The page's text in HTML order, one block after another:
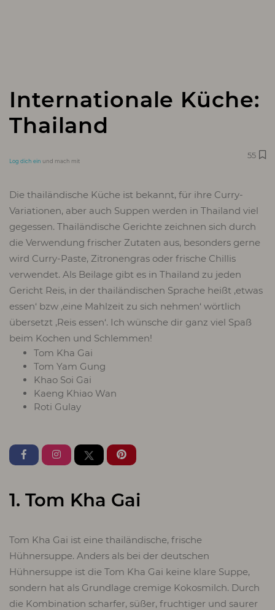
Internationale Küche:
Thailand
Log dich ein und mach mit
55
Die thailändische Küche ist bekannt, für ihre Curry-
Variationen, aber auch Suppen werden in Thailand viel
gegessen. Thailändische Gerichte zeichnen sich durch
die Verwendung frischer Zutaten aus, besonders gerne
wird Curry-Paste, Zitronengras oder frische Chillis
verwendet. Als Beilage gibt es in Thailand zu jeden
Gericht Reis, in der thailändischen Sprache heißt ‚etwas
essen‘ bzw ‚eine Mahlzeit zu sich nehmen‘ wörtlich
übersetzt ‚Reis essen‘. Ich wünsche dir ganz viel Spaß
beim Kochen und Schlemmen!
Tom Kha Gai
Tom Yam Gung
Khao Soi Gai
Kaeng Khiao Wan
Roti Gulay
1. Tom Kha Gai
Tom Kha Gai ist eine thailändische, frische
Hühnersuppe. Anders als bei der deutschen
Hühnersuppe ist die Tom Kha Gai keine klare Suppe,
sondern hat als Grundlage cremige Kokosmilch. Durch
die Kombination scharfer, süßer, fruchtiger und saurer